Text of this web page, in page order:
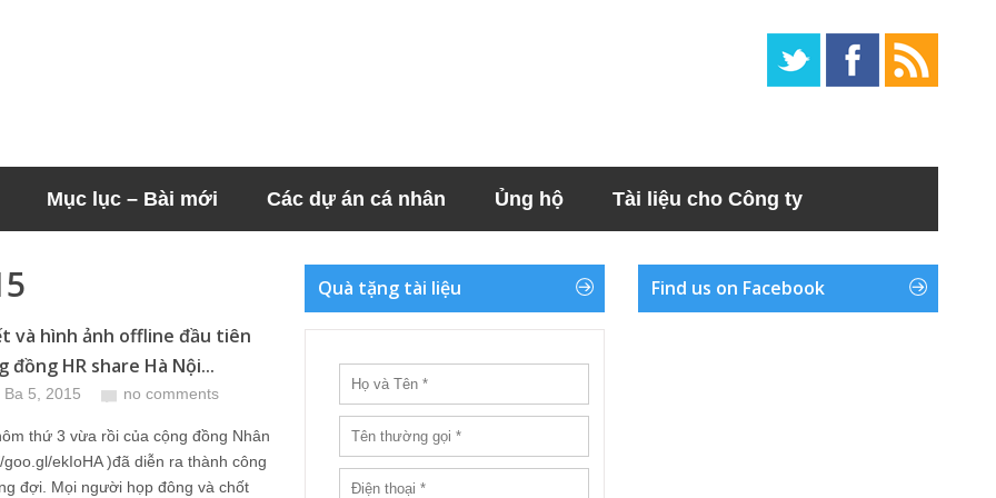
Mục lục – Bài mới Các dự án cá nhân Ủng hộ Tài liệu cho Công ty
và hình ảnh offline đầu tiên
đồng HR share Hà Nội...
5, 2015 no comments
thứ 3 vừa rồi của cộng đồng Nhân
ekIoHA )đã diễn ra thành công
đợi. Mọi người họp đông và chốt
Quà tặng tài liệu Find us on Facebook